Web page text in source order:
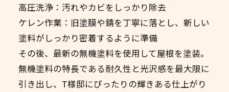
高圧洗浄：汚れやカビをしっかり除去
ケレン作業：旧塗膜や錆を丁寧に落とし、新しい
塗料がしっかり密着するように準備
その後、最新の無機塗料を使用して屋根を塗装。
無機塗料の特長である耐久性と光沢感を最大限に
引き出し、T様邸にぴったりの輝きある仕上がり